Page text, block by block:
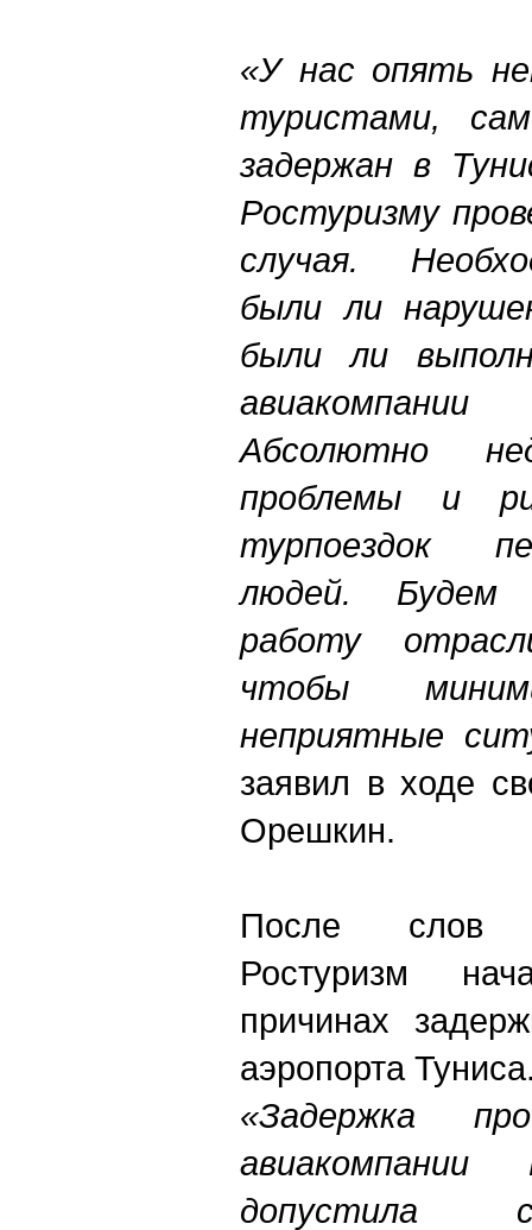
«У нас опять
туристами,
задержан в
Ростуризму
случая.
были ли
были ли
Абсолютно
проблемы и
турпоездок
людей. Будем
работу
чтобы
неприятные
заявил в ходе
Орешкин.
После слов
Ростуризм
причинах
аэропорта
«Задержка
авиакомпании
допустила